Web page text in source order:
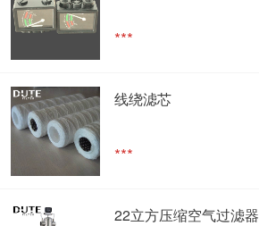
***
线绕滤芯
***
22立方压缩空气过滤器